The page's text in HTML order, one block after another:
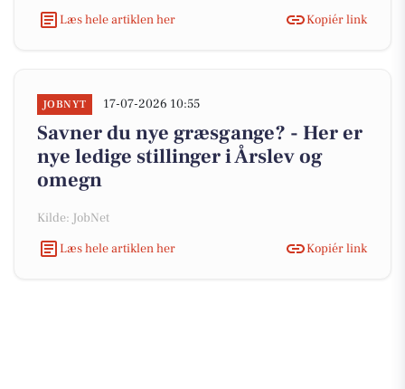
Læs hele artiklen her
Kopiér link
JOBNYT 17-07-2026 10:55
Savner du nye græsgange? - Her er
nye ledige stillinger i Årslev og
omegn
Kilde: JobNet
Læs hele artiklen her
Kopiér link